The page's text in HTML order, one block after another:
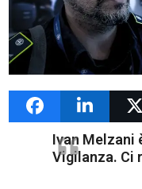
24 Maggio 2019
Ivan Melzani
Vigilanza. Ci